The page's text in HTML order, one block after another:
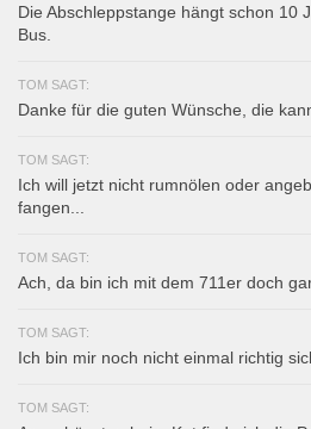
Die Abschleppstange hängt schon 10
Bus.
TOM SAGT:
Danke für die guten Wünsche, die
TOM SAGT:
Ich will jetzt nicht rumnölen oder
fangen...
TOM SAGT:
Ach, da bin ich mit dem 711er doch
TOM SAGT:
Ich bin mir noch nicht einmal richtig
TOM SAGT: